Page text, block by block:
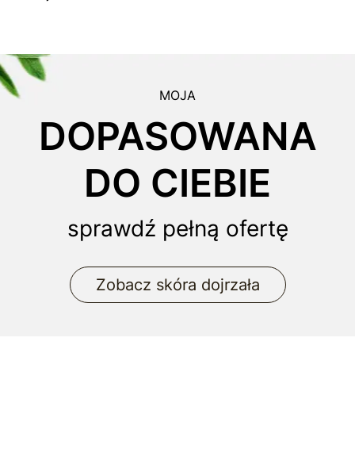
MOJA
DOPASOWANA
DO CIEBIE
sprawdź pełną ofertę
Zobacz skóra dojrzała